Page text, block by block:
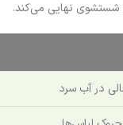
در آب سرد